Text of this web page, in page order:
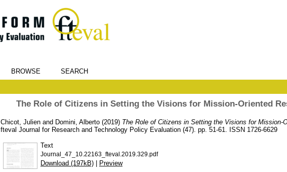
BROWSE
SEARCH
The Role of Citizens in Setting the Visions for Mission-Oriented
Chicot, Julien and Domini, Alberto (2019) The Role of Citizens in Setting the Visions for Mission-
fteval Journal for Research and Technology Policy Evaluation (47). pp. 51-61. ISSN 1726-6629
Text
Journal_47_10.22163_fteval.2019.329.pdf
Download (197kB) | Preview